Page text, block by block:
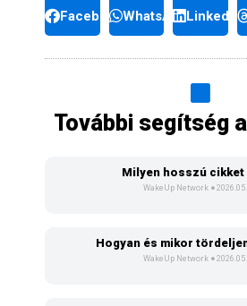
FacebookWhatsAppLinkedIn
További segítség
Milyen hosszú cikket
WakeUp Network
Hogyan és mikor
WakeUp Network